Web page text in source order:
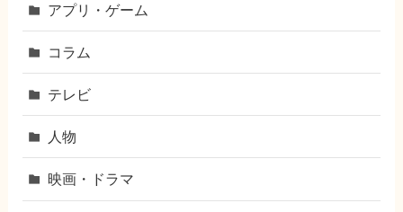
アプリ・ゲーム
コラム
テレビ
人物
映画・ドラマ